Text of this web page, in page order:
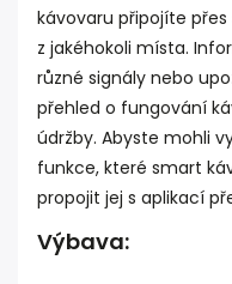
kávovaru připojíte
z jakéhokoli místa.
různé signály nebo
přehled o fungování
údržby. Abyste mohli
funkce, které smart
propojit jej s aplikací
Výbava: